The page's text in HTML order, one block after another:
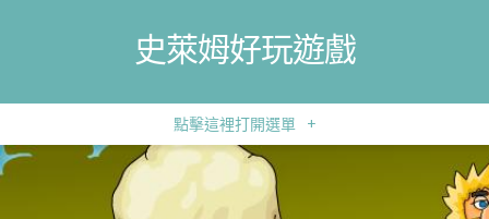
史萊姆好玩遊戲
點擊這裡打開選單 +